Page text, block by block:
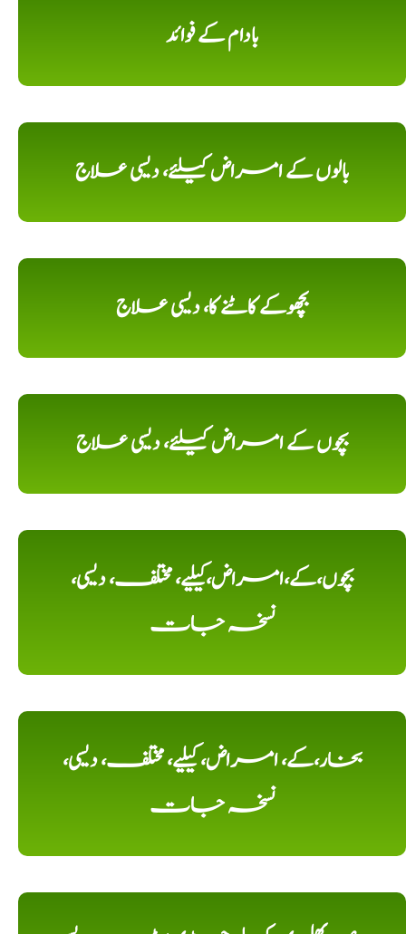
بادام کے فوائد
بالوں کے امراض کیلئے، دیسی علاج
بچھوکے کاٹنے کا، دیسی علاج
بچوں کے امراض کیلئے، دیسی علاج
بچوں،کے،امراض،کیلیے، مختلف، دیسی،
نسخہ جات
بخار،کے، امراض، کیلیے، مختلف، دیسی،
نسخہ جات